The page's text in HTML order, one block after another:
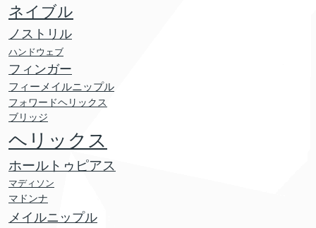
ネイブル
ノストリル
ハンドウェブ
フィンガー
フィーメイルニップル
フォワードヘリックス
ブリッジ
ヘリックス
ホールトゥピアス
マディソン
マドンナ
メイルニップル